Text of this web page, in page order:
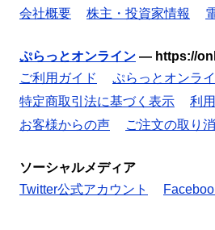
会社概要
株主・投資家情報
ぷらっとオンライン — https://
ご利用ガイド
ぷらっとオンラ
特定商取引法に基づく表示
利
お客様からの声
ご注文の取り
ソーシャルメディア
Twitter公式アカウント